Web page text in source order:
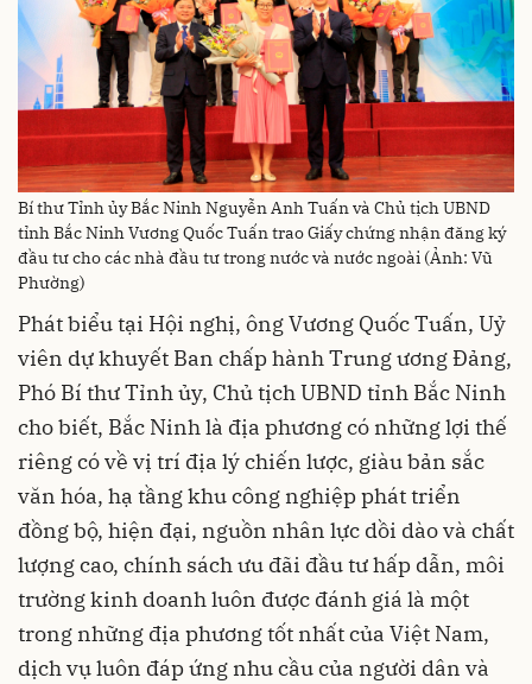
Bí thư Tỉnh ủy Bắc Ninh Nguyễn Anh Tuấn và Chủ tịch UBND
tỉnh Bắc Ninh Vương Quốc Tuấn trao Giấy chứng nhận đăng ký
đầu tư cho các nhà đầu tư trong nước và nước ngoài (Ảnh: Vũ
Phường)
Phát biểu tại Hội nghị, ông Vương Quốc Tuấn, Uỷ
viên dự khuyết Ban chấp hành Trung ương Đảng,
Phó Bí thư Tỉnh ủy, Chủ tịch UBND tỉnh Bắc Ninh
cho biết, Bắc Ninh là địa phương có những lợi thế
riêng có về vị trí địa lý chiến lược, giàu bản sắc
văn hóa, hạ tầng khu công nghiệp phát triển
đồng bộ, hiện đại, nguồn nhân lực dồi dào và chất
lượng cao, chính sách ưu đãi đầu tư hấp dẫn, môi
trường kinh doanh luôn được đánh giá là một
trong những địa phương tốt nhất của Việt Nam,
dịch vụ luôn đáp ứng nhu cầu của người dân và